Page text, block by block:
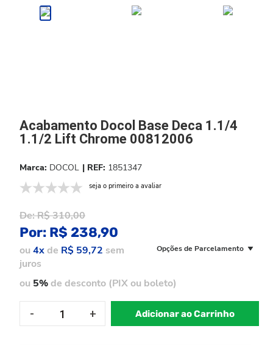
Acabamento Docol Base Deca 1.1/4
1.1/2 Lift Chrome 00812006
DOCOL 1851347
seja o primeiro a avaliar
De:R$ 310,00
Por: R$ 238,90
ou 4xde R$ 59,72 sem
juros
Opções de Parcelamento
ou 5%de desconto (PIX ou boleto)
Adicionar ao Carrinho